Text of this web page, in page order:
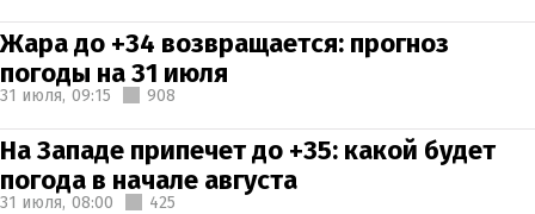
Жара до +34 возвращается: прогноз
погоды на 31 июля
31 июля, 09:15 908
На Западе припечет до +35: какой будет
погода в начале августа
31 июля, 08:00 425